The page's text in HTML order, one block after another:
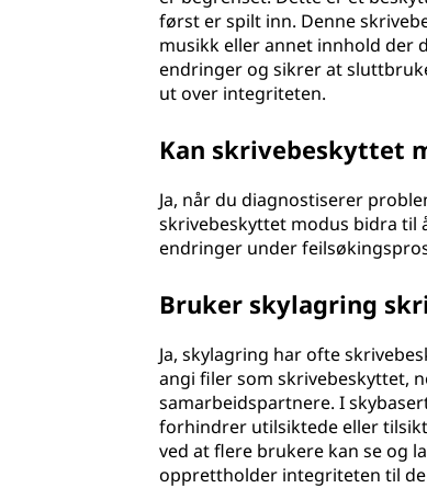
først er spilt inn. Denne
musikk eller annet innhold der
endringer og sikrer at
ut over integriteten.
Kan skrivebeskyttet
Ja, når du diagnostiserer
skrivebeskyttet modus bidra til
endringer under
Bruker skylagring
Ja, skylagring har ofte
angi filer som skrivebeskyttet,
samarbeidspartnere. I
forhindrer utilsiktede eller
ved at flere brukere kan se og
opprettholder integriteten til